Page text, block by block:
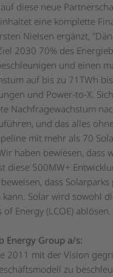
diese neue
eine komplette
Nielsen ergänzt,
2030 70% des
und einen
auf bis zu 71TWh
und Power-to-X.
Nachfragewachstum
und das alles
mit mehr als 70
haben bewiesen,
diese 500MW+
dass
kann. Solar wird sowohl
of Energy (LCOE)
Energy Group a/s:
2011 mit der Vision
zu